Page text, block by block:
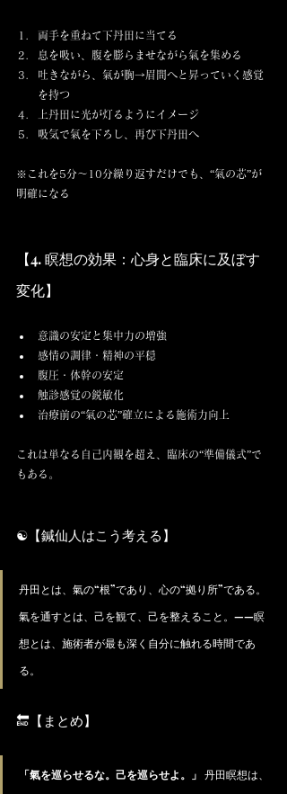
両手を重ねて下丹田に当てる
息を吸い、腹を膨らませながら氣を集める
吐きながら、氣が胸→眉間へと昇っていく感覚
を持つ
上丹田に光が灯るようにイメージ
吸気で氣を下ろし、再び下丹田へ
※これを5分〜10分繰り返すだけでも、“氣の芯”が
明確になる
【4. 瞑想の効果：心身と臨床に及ぼす
変化】
意識の安定と集中力の増強
感情の調律・精神の平穏
腹圧・体幹の安定
触診感覚の鋭敏化
治療前の“氣の芯”確立による施術力向上
これは単なる自己内観を超え、臨床の“準備儀式”で
もある。
☯️【鍼仙人はこう考える】
丹田とは、氣の“根”であり、心の“拠り所”である。
氣を通すとは、己を観て、己を整えること。——瞑
想とは、施術者が最も深く自分に触れる時間であ
る。
🔚【まとめ】
「氣を巡らせるな。己を巡らせよ。」 丹田瞑想は、